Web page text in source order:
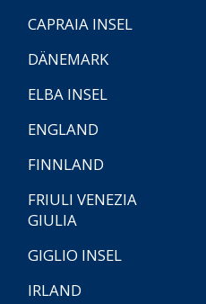
CAPRAIA INSEL
DÄNEMARK
ELBA INSEL
ENGLAND
FINNLAND
FRIULI VENEZIA
GIULIA
GIGLIO INSEL
IRLAND